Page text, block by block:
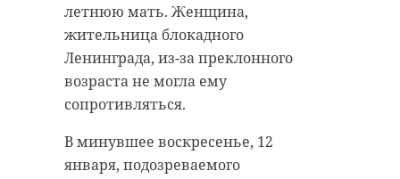
летнюю мать. Женщина,
жительница блокадного
Ленинграда, из-за преклонного
возраста не могла ему
сопротивляться.
В минувшее воскресенье, 12
января, подозреваемого